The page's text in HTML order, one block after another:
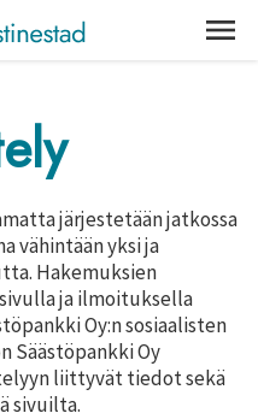
järjestetään jatkossa
vähintään yksi ja
Hakemuksien
ja ilmoituksella
Oy:n sosiaalisten
Säästöpankki Oy
liittyvät tiedot sekä
sivuilta.